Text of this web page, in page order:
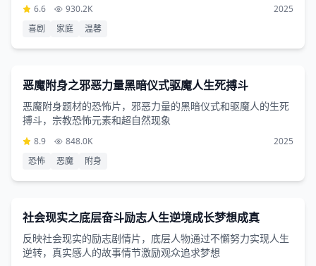
6.6 930.2K
2025
喜剧
家庭 温馨
恐怖片
恶魔附身之邪恶力量黑暗仪式驱魔人生死搏斗
恶魔附身题材的恐怖片，邪恶力量的黑暗仪式和驱魔人的生死
搏斗，宗教恐怖元素和超自然现象
8.9 848.0K
2025
恐怖
恶魔 附身
2小时46分钟
剧情片
社会现实之底层奋斗励志人生逆境成长梦想成真
反映社会现实的励志剧情片，底层人物通过不懈努力实现人生
逆转，真实感人的故事情节激励观众追求梦想